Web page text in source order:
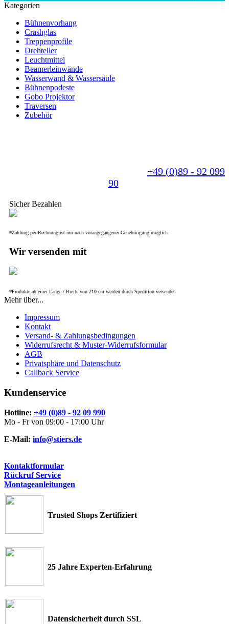
Kategorien
Bühnenvorhang
Crashglas
Treppenprofile
Drehteller
Leuchtmittel
Beamerleinwände
Wasserwand & Wassersäule
Bühnenpodeste
Gobo Projektor
Traversen
Zubehör
+49 (0)89 - 92 099
90.
Sicher Bezahlen
*Zahlung per Rechnung ist nur nach vorangegangener Genehmigung möglich.
Wir versenden mit
*Produkte ab einer Länge / Breite von 210 cm werden durch Spedition versendet.
Mehr über...
Impressum
Kontakt
Versand- & Zahlungsbedingungen
Widerrufsrecht & Muster-Widerrufsformular
AGB
Privatsphäre und Datenschutz
Callback Service
Kundenservice
Hotline: +49 (0)89 - 92 09 990
Mo - Fr von 09:00 - 17:00 Uhr
E-Mail: info@stiers.de
Kontaktformular
Rückruf Service
Montageanleitungen
Trusted Shops Zertifiziert
25 Jahre Experten-Erfahrung
Datensicherheit durch SSL